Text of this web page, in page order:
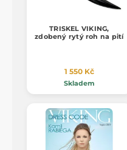
TRISKEL VIKING,
zdobený rytý roh na pití
1 550 Kč
Skladem